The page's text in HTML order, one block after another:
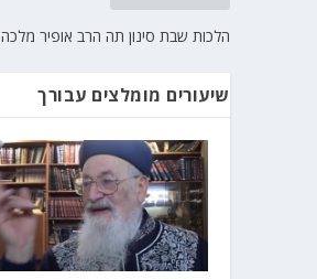
הלכות שבת סינון תה הרב אופיר מלכה
שיעורים מומלצים עבורך